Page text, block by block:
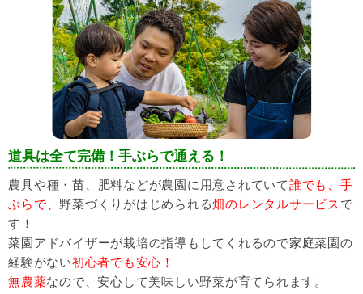
道具は全て完備！手ぶらで通える！
農具や種・苗、肥料などが農園に用意されていて誰でも、手
ぶらで、 野菜づくりがはじめられる畑のレンタルサービス で
す！
菜園アドバイザーが栽培の指導もしてくれるので家庭菜園の
経験がない初心者でも安心！
無農薬なので、安心して美味しい野菜が育てられます。